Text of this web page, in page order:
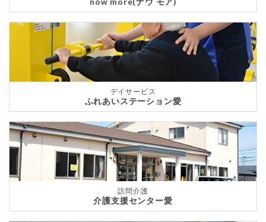
now more(ナウ モア)
デイサービス
ふれあいステーション愛
訪問介護
介護支援センター愛